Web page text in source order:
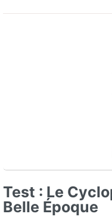
Test : Le
Belle Époque